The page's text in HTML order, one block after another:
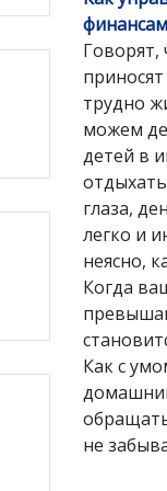
Говорят,
трудно
можем
детей в
глаза,
легко и
неясно,
Когда
Как с
не